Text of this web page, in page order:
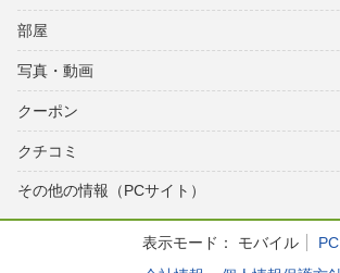
部屋
写真・動画
クーポン
クチコミ
その他の情報（PCサイト）
表示モード： モバイル
PC